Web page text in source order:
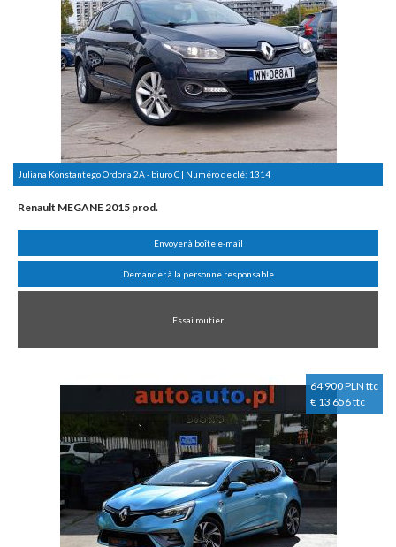
Juliana Konstantego Ordona 2A - biuro C | Numéro de clé: 1314
Renault MEGANE 2015 prod.
Envoyer à boîte e-mail
Demander à la personne responsable
Essai routier
64 900 PLN ttc
€ 13 656 ttc